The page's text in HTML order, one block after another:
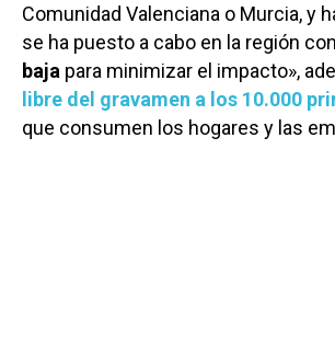
Comunidad Valenciana o Murcia, y
se ha puesto a cabo en la región
baja para minimizar el impacto»,
libre del gravamen a los 10.000
que consumen los hogares y las